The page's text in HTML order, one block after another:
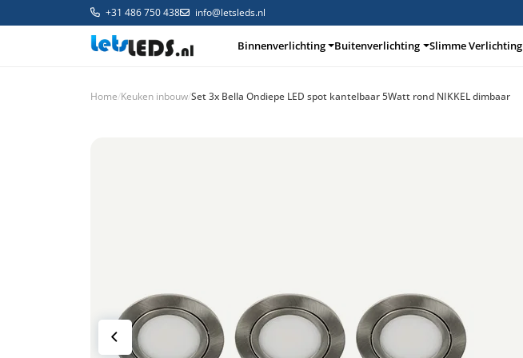
+31 486 750 438 info@letsleds.nl
Binnenverlichting Buitenverlichting Slimme Verlichting
Home/Keuken inbouw/Set 3x Bella Ondiepe LED spot kantelbaar 5Watt rond NIKKEL dimbaar